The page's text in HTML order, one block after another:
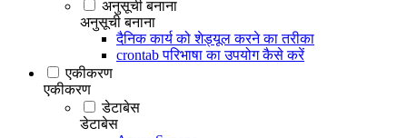
अनुसूची बनाना
अनुसूची बनाना
दैनिक कार्य को शेड्यूल करने का तरीका
crontab परिभाषा का उपयोग कैसे करें
एकीकरण
एकीकरण
डेटाबेस
डेटाबेस